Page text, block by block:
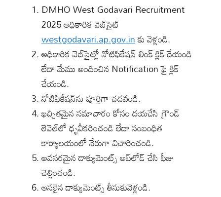
DMHO West Godavari Recruitment
2025 అధికారిక వెబ్‌సైట్
westgodavari.ap.gov.inకు వెళ్లండి.
అధికారిక వెబ్‌సైట్లో నోటిఫికేషన్ లింక్ క్లిక్ చేయండి
లేదా మేము అందించిన Notification ఫై క్లిక్
చేయండి.
నోటిఫికేషన్‌ను పూర్తిగా చదవండి.
ఖచ్చితమైన సమాచారం కోసం దయచేసి గ్రౌండ్
లెవెల్‌లో ధృవీకరించండి లేదా సంబంధిత
కార్యాలయంలో నేరుగా విచారించండి.
అవసరమైన డాక్యుమెంట్స్ అప్‌లోడ్ చేసి ఫీజు
చెల్లించండి.
అసలైన డాక్యుమెంట్స్ తీసుకువెళ్లండి.